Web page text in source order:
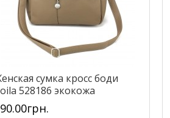
сумка кросс боди
528186 экокожа